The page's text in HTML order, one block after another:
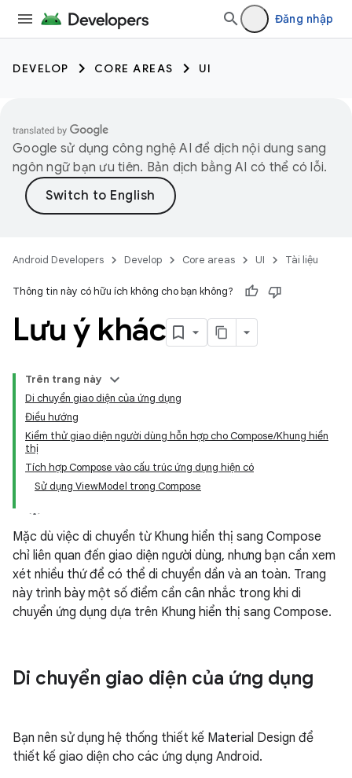
Đăng nhập
DEVELOP CORE AREAS UI
Google sử dụng công nghệ AI để dịch nội dung sang
ngôn ngữ bạn ưu tiên. Bản dịch bằng AI có thể có lỗi.
Android Developers Develop Core areas UI Tài liệu
Thông tin này có hữu ích không cho bạn không?
Lưu ý khác
Trên trang này
Di chuyển giao diện của ứng dụng
Điều hướng
Kiểm thử giao diện người dùng hỗn hợp cho Compose/Khung hiển
thị
Tích hợp Compose vào cấu trúc ứng dụng hiện có
Sử dụng ViewModel trong Compose
Mặc dù việc di chuyển từ Khung hiển thị sang Compose
chỉ liên quan đến giao diện người dùng, nhưng bạn cần xem
xét nhiều thứ để có thể di chuyển dần và an toàn. Trang
này trình bày một số điểm cần cân nhắc trong khi di
chuyển ứng dụng dựa trên Khung hiển thị sang Compose.
Di chuyển giao diện của ứng dụng
Bạn nên sử dụng hệ thống thiết kế Material Design để
thiết kế giao diện cho các ứng dụng Android.